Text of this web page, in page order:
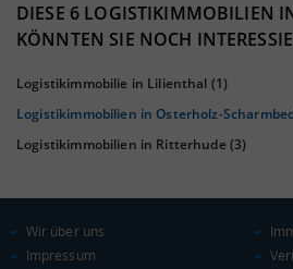
KAUFKRAFT
DIESE 6 LOGISTIKIMMOBILIEN
KÖNNTEN SIE NOCH
Logistikimmobilie in Lilienthal (1)
Logistikimmobilien in Osterholz-
Logistikimmobilien in Ritterhude(3)
Wir über uns
Impressum